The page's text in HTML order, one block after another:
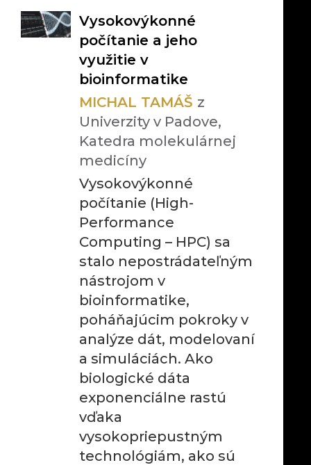
Vysokovýkonné
počítanie a jeho
využitie v
bioinformatike
MICHAL TAMÁŠ z
Univerzity v Padove,
Katedra molekulárnej
medicíny
Vysokovýkonné
počítanie (High-
Performance
Computing – HPC) sa
stalo nepostrádateľným
nástrojom v
bioinformatike,
poháňajúcim pokroky v
analýze dát, modelovaní
a simuláciách. Ako
biologické dáta
exponenciálne rastú
vďaka
vysokopriepustným
technológiám, ako sú